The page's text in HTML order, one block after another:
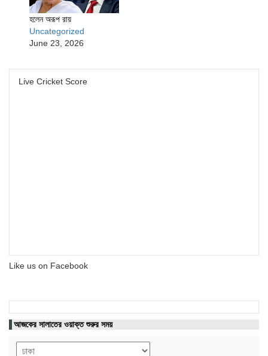
হলেন অরূপ রায়
Uncategorized
June 23, 2026
Live Cricket Score
Like us on Facebook
আজকের সালাতের ওয়াক্ত শুরুর সময়